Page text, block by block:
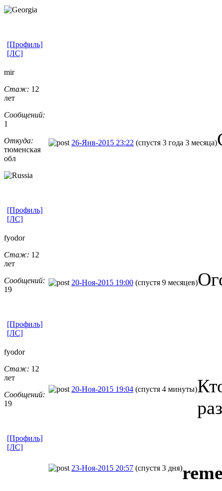
[Профиль]
[ЛС]
mir
Стаж: 12
лет
Сообщений:
1
Откуда:
тюменская
обл
26-Янв-2015 23:22 (спустя 3 года 3 месяца)
[Профиль]
[ЛС]
fyodor
Стаж: 12
лет
Сообщений:
19
20-Ноя-2015 19:00 (спустя 9 месяцев)
[Профиль]
[ЛС]
fyodor
Стаж: 12
лет
Сообщений:
19
20-Ноя-2015 19:04 (спустя 4 минуты)
[Профиль]
[ЛС]
23-Ноя-2015 20:57 (спустя 3 дня)